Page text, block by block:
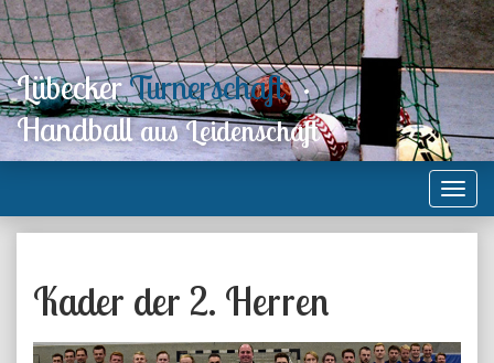
LübeckerTurnerschaft·
Handballaus Leidenschaft
Kader der 2. Herren